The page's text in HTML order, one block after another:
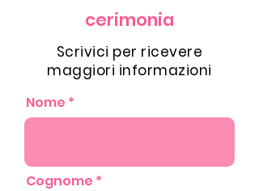
cerimonia
Scrivici per ricevere
maggiori informazioni
Nome
Cognome